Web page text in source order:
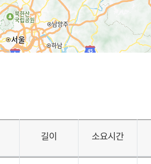
길이 소요시간